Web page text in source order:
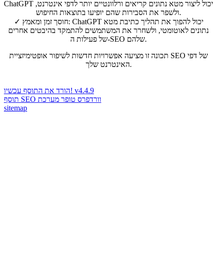
ChatGPT יכול ליצור מטא נתונים קריאים ורלוונטיים יותר לדפי אינטרנט,
ולשפר את הסבירות שהם יופיעו בתוצאות החיפוש.
✓
נתונים לאוטומטי, ולשחרר את המשתמשים להתמקד בהיבטים אחרים
של פעילות ה-SEO שלהם.
תכונה זו מציעה אפשרויות חדשות לשיפור אופטימיזציית SEO של דפי
האינטרנט שלך.
הורד את התוסף עכשיו! v4.4.9
תוסף SEO וורדפרס טופר מערכת
sitemap